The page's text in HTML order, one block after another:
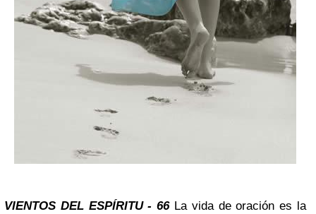
VIENTOS DEL ESPÍRITU - 66 La vida de oración es la